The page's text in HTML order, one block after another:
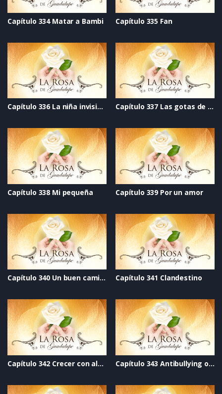
Capítulo 334 Matar a Bambi Capítulo 335 Fan
Capítulo 336 La niña invisible Capítulo 337 Las gotas de lluvia
Capítulo 338 Mi pequeña Capítulo 339 Por un amor
Capítulo 340 Un buen camino Capítulo 341 Clandestino
Capítulo 342 Crecer con alegría Capítulo 343 Antibullying otro cielo